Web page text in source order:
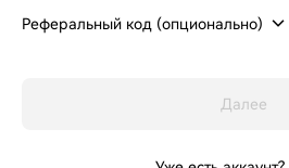
Реферальный код (опционально)
Далее